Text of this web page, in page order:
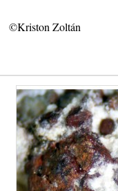
©Kriston Zoltán